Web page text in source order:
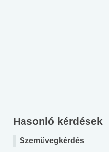
Hasonló kérdések
Szemüvegkérdés